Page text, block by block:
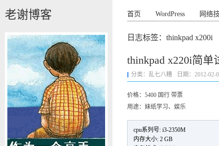
老谢博客 首页 WordPress 网络
日志标签：thinkpad x200i
thinkpad x220i简单
分类： 乱七八糟 日期：2012-02-
价格：5400 国行 带票
用途：妹纸学习、娱乐
cpu系列号: i3-2350M
内存大小: 2 GB